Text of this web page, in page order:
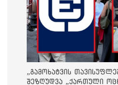
„გამოხატვის
შეზღუდვა „ქართული